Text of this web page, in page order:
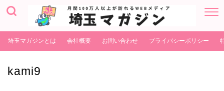
埼玉マガジンとは 会社概要 お問い合わせ プライバシーポリシー
kami9